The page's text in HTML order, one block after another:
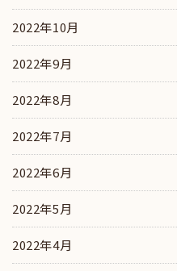
2022年10月
2022年9月
2022年8月
2022年7月
2022年6月
2022年5月
2022年4月